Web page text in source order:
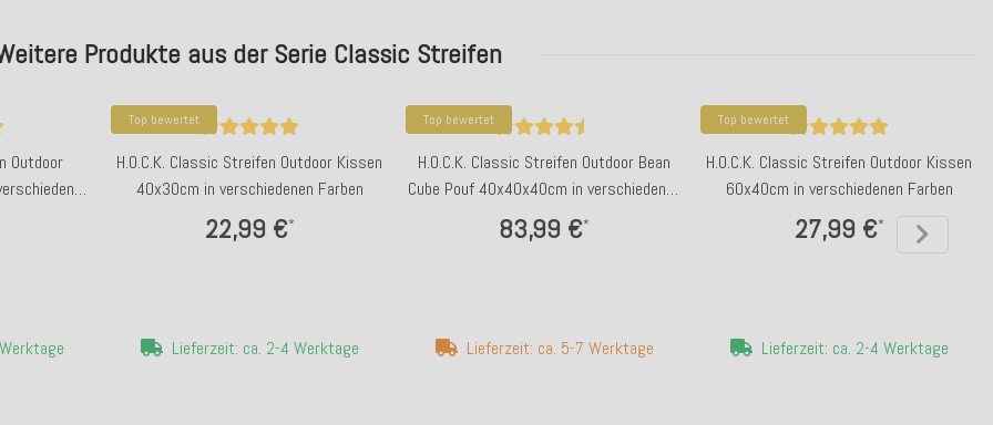
Produkte aus der Serie Classic Streifen
Outdoor
Top bewertet
H.O.C.K. Classic Streifen Outdoor Kissen
40x30cm in verschiedenen Farben
22,99 €*
Lieferzeit: ca. 2-4 Werktage
Top bewertet
H.O.C.K. Classic Streifen Outdoor Bean
Cube Pouf 40x40x40cm in verschiedenen
Farben
83,99 €*
Lieferzeit: ca. 5-7 Werktage
Top bewertet
H.O.C.K. Classic Streifen Outdoor Kissen
60x40cm in verschiedenen Farben
27,99 €*
Lieferzeit: ca. 2-4 Werktage